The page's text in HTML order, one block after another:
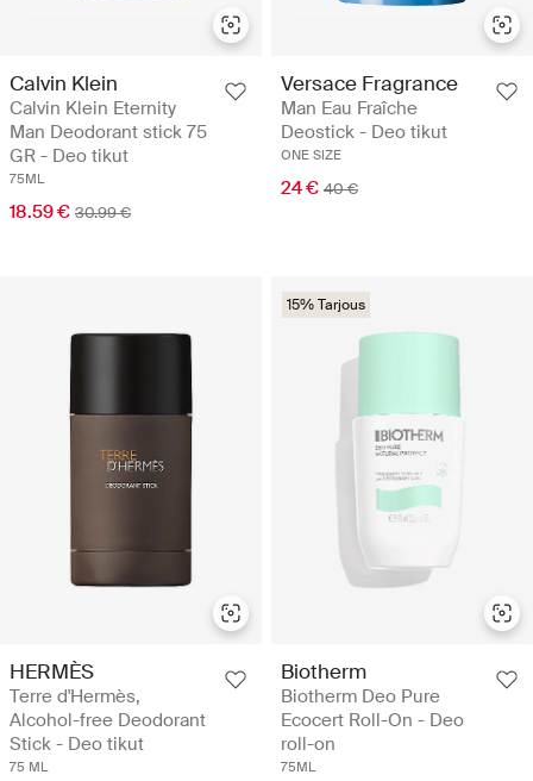
Calvin Klein
Calvin Klein Eternity
Man Deodorant stick 75
GR - Deo tikut
75ML
18.59 € 30.99 €
Versace Fragrance
Man Eau Fraîche
Deostick - Deo tikut
ONE SIZE
24 € 40 €
HERMÈS
Terre d'Hermès,
Alcohol-free Deodorant
Stick - Deo tikut
75 ML
15% Tarjous
Biotherm
Biotherm Deo Pure
Ecocert Roll-On - Deo
roll-on
75ML